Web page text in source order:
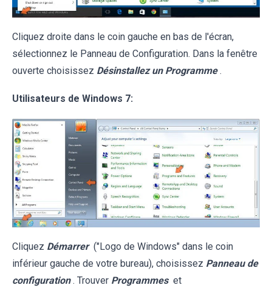
Cliquez droite dans le coin gauche en bas de l'écran,
sélectionnez le Panneau de Configuration. Dans la fenêtre
ouverte choisissez Désinstallez un Programme .
Utilisateurs de Windows 7:
Cliquez Démarrer ("Logo de Windows" dans le coin
inférieur gauche de votre bureau), choisissez Panneau de
configuration . Trouver Programmes et